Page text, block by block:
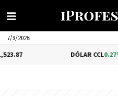
7/8/2026
0.27%$1,579.74